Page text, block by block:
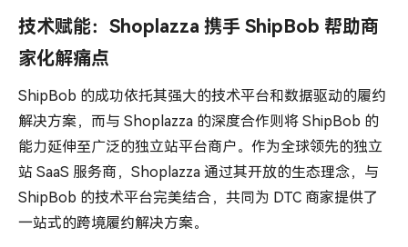
技术赋能：Shoplazza 携手 ShipBob 帮助商
家化解痛点
ShipBob 的成功依托其强大的技术平台和数据驱动的履约
解决方案，而与 Shoplazza 的深度合作则将 ShipBob 的
能力延伸至广泛的独立站平台商户。作为全球领先的独立
站 SaaS 服务商，Shoplazza 通过其开放的生态理念，与
ShipBob 的技术平台完美结合，共同为 DTC 商家提供了
一站式的跨境履约解决方案。